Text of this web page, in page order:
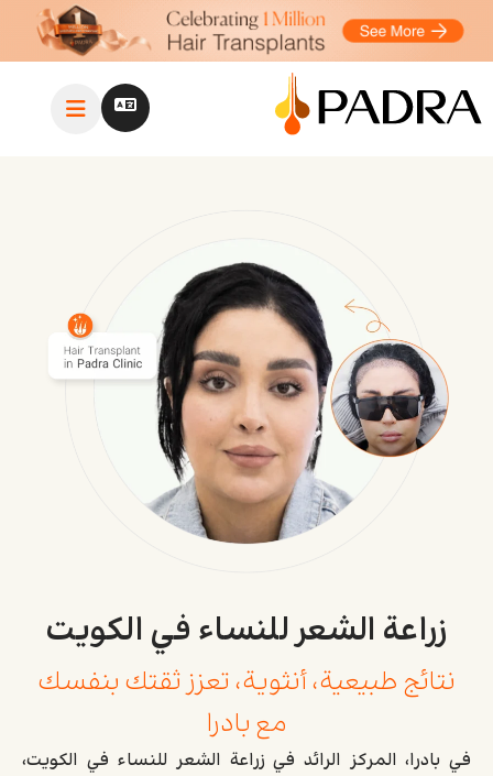
زراعة الشعر للنساء في الكويت
نتائج طبيعية، أنثوية، تعزز ثقتك بنفسك
مع بادرا
في بادرا، المركز الرائد في زراعة الشعر للنساء في الكويت،